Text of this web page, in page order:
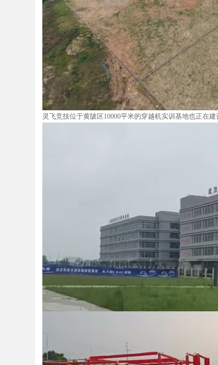
灵飞竞技位于黄陂区10000平米的穿越机实训基地也正在